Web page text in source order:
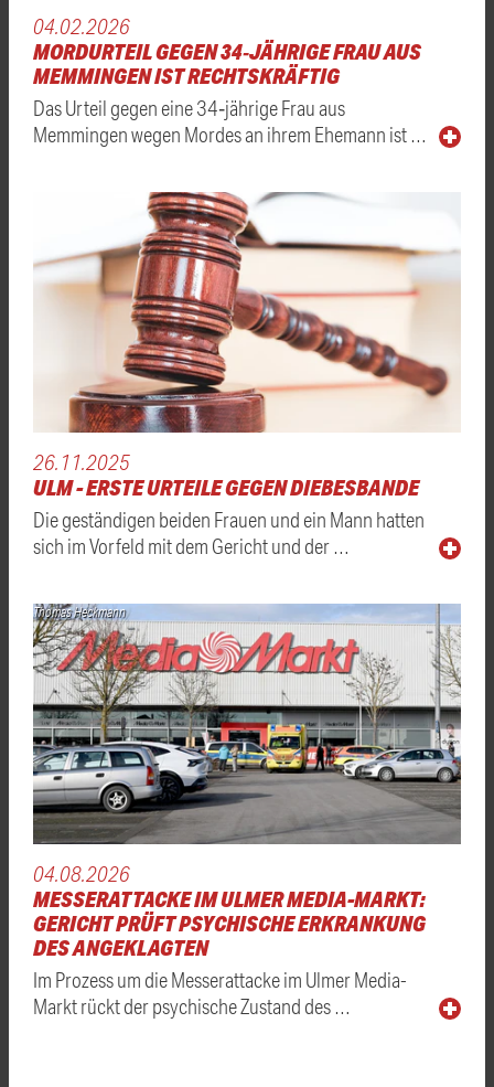
04.02.2026
MORDURTEIL GEGEN 34‑JÄHRIGE FRAU AUS
MEMMINGEN IST RECHTSKRÄFTIG
Das Urteil gegen eine 34‑jährige Frau aus
Memmingen wegen Mordes an ihrem Ehemann ist …
26.11.2025
ULM - ERSTE URTEILE GEGEN DIEBESBANDE
Die geständigen beiden Frauen und ein Mann hatten
sich im Vorfeld mit dem Gericht und der …
Thomas Heckmann
04.08.2026
MESSERATTACKE IM ULMER MEDIA-MARKT:
GERICHT PRÜFT PSYCHISCHE ERKRANKUNG
DES ANGEKLAGTEN
Im Prozess um die Messerattacke im Ulmer Media-
Markt rückt der psychische Zustand des …